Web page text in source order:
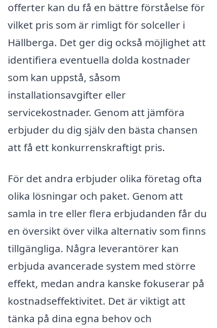
offerter kan du få en bättre förståelse för
vilket pris som är rimligt för solceller i
Hällberga. Det ger dig också möjlighet att
identifiera eventuella dolda kostnader
som kan uppstå, såsom
installationsavgifter eller
servicekostnader. Genom att jämföra
erbjuder du dig själv den bästa chansen
att få ett konkurrenskraftigt pris.
För det andra erbjuder olika företag ofta
olika lösningar och paket. Genom att
samla in tre eller flera erbjudanden får du
en översikt över vilka alternativ som finns
tillgängliga. Några leverantörer kan
erbjuda avancerade system med större
effekt, medan andra kanske fokuserar på
kostnadseffektivitet. Det är viktigt att
tänka på dina egna behov och